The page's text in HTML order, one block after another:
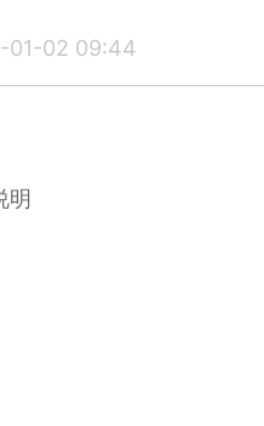
01-02 09:44